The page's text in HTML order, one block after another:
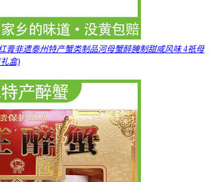
膏非遗泰州特产蟹类制品河母蟹醉腌制甜咸风味 4祇母
盒)